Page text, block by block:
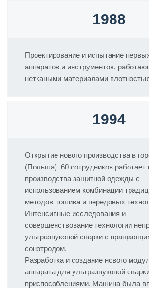
1988
Проектирование и испытание
аппаратов и инструментов,
неткаными материалами
1994
Открытие нового производства в
(Польша). 60 сотрудников работает
производства защитной одежды с
использованием комбинации
методов пошива и передовых
Интенсивные исследования и
совершенствование технологии
ультразвуковой сварки с
сонотродом.
Разработка и создание нового
аппарата для ультразвуковой
приспособлениями. Машина была